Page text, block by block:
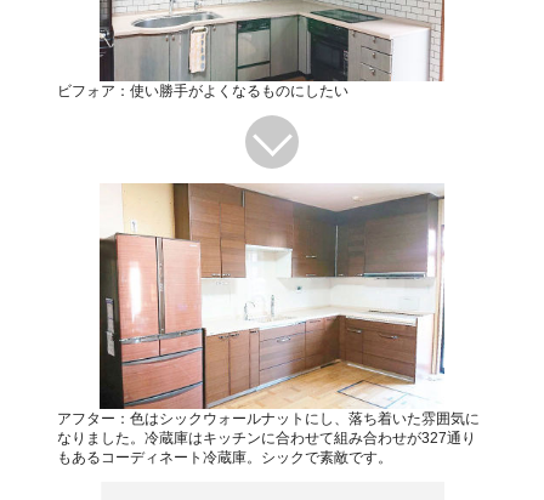
ビフォア：使い勝手がよくなるものにしたい
アフター：色はシックウォールナットにし、落ち着いた雰囲気に
なりました。冷蔵庫はキッチンに合わせて組み合わせが327通り
もあるコーディネート冷蔵庫。シックで素敵です。